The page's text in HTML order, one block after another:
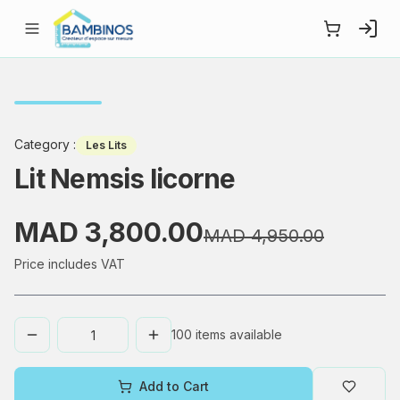
Category : Les Lits
Lit Nemsis licorne
MAD 3,800.00MAD 4,950.00
Price includes VAT
100 items available
Add to Cart